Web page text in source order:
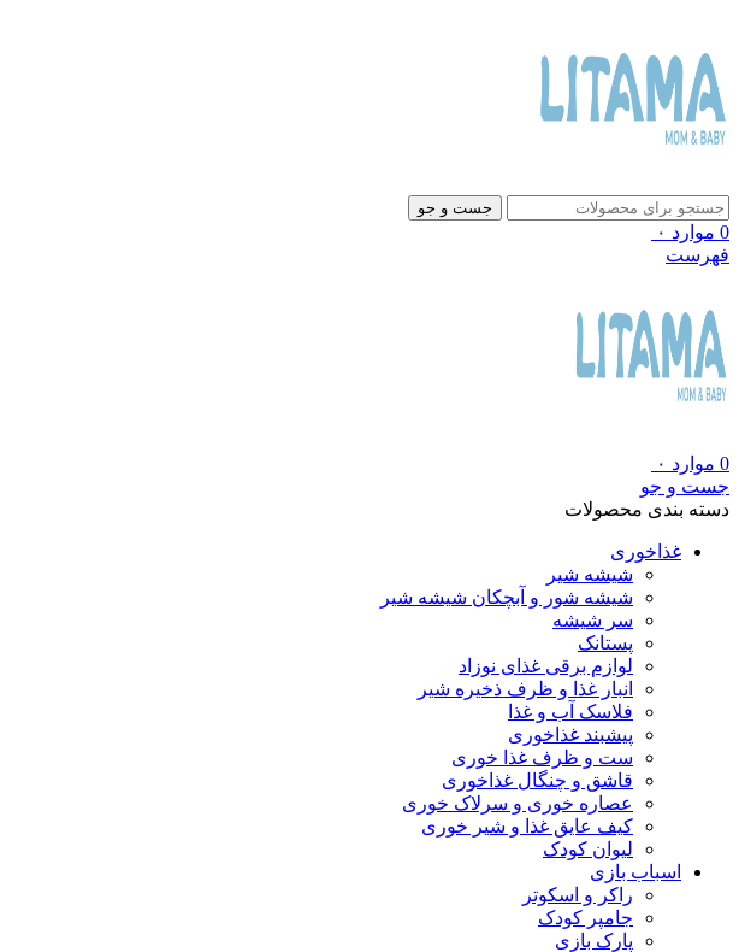
جست و جو
0 موارد ۰
فهرست
0 موارد ۰
جست و جو
دسته بندی محصولات
غذاخوری
شیشه شیر
شیشه ‌شور و آبچکان شیشه‌ شیر
سر شیشه
پستانک
لوازم برقی غذای نوزاد
انبار غذا و ظرف ذخیره شیر
فلاسک آب و غذا
پیشبند غذاخوری
ست و ظرف غذا خوری
قاشق و چنگال غذاخوری
عصاره خوری و سرلاک خوری
کیف عایق غذا و شیر خوری
لیوان کودک
اسباب بازی
راکر و اسکوتر
جامپر کودک
پارک بازی